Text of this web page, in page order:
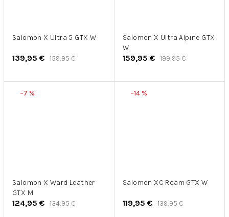
Salomon X Ultra 5 GTX W
139,95 € 159,95 €
Salomon X Ultra Alpine GTX
W
159,95 € 199,95 €
–7 %
Salomon X Ward Leather
GTX M
124,95 € 134,95 €
–14 %
Salomon XC Roam GTX W
119,95 € 139,95 €